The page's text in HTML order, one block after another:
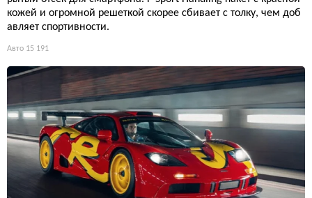
кожей и огромной решеткой скорее сбивает с толку, чем доб
авляет спортивности.
Авто 15 191